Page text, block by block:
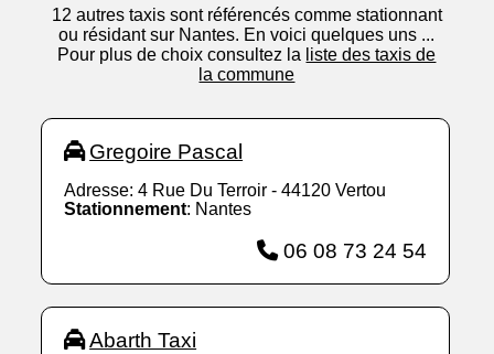
12 autres taxis sont référencés comme stationnant
ou résidant sur Nantes. En voici quelques uns ...
Pour plus de choix consultez la liste des taxis de
la commune
Gregoire Pascal
Adresse: 4 Rue Du Terroir - 44120 Vertou
Stationnement: Nantes
06 08 73 24 54
Abarth Taxi